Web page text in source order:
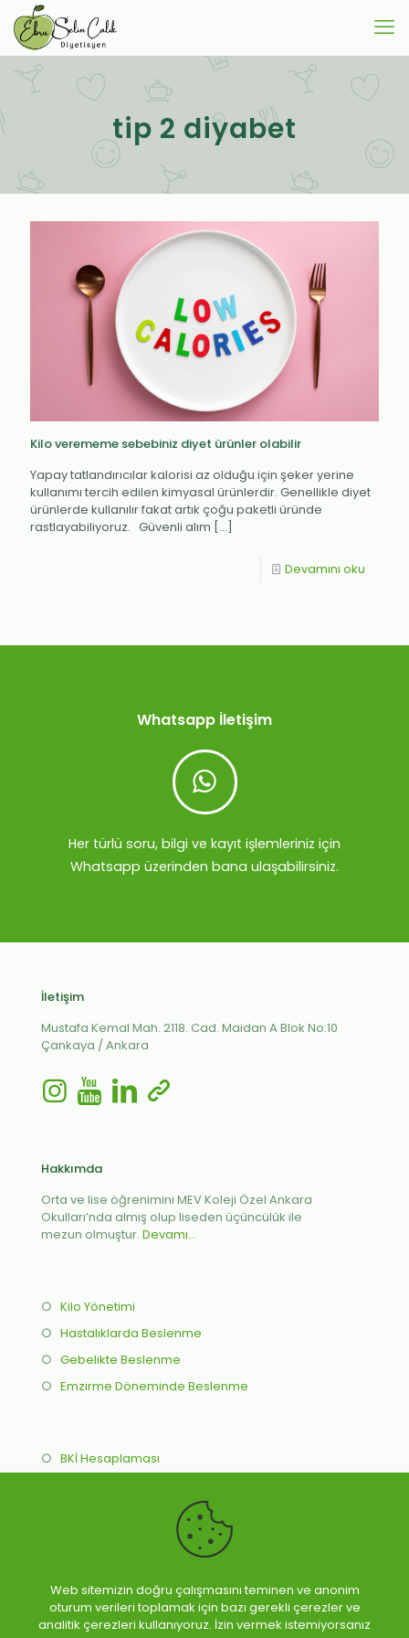
tip 2 diyabet
Kilo verememe sebebiniz diyet ürünler olabilir
Yapay tatlandırıcılar kalorisi az olduğu için şeker yerine
kullanımı tercih edilen kimyasal ürünlerdir. Genellikle diyet
ürünlerde kullanılır fakat artık çoğu paketli üründe
rastlayabiliyoruz. Güvenli alım […]
Devamını oku
Whatsapp İletişim
Her türlü soru, bilgi ve kayıt işlemleriniz için
Whatsapp üzerinden bana ulaşabilirsiniz.
İletişim
Mustafa Kemal Mah. 2118. Cad. Maidan A Blok No:10
Çankaya / Ankara
Hakkımda
Orta ve lise öğrenimini MEV Koleji Özel Ankara
Okulları’nda almış olup liseden üçüncülük ile
mezun olmuştur. Devamı...
○ Kilo Yönetimi
○ Hastalıklarda Beslenme
○ Gebelikte Beslenme
○ Emzirme Döneminde Beslenme
○ BKİ Hesaplaması
Online Beslenme Programı
Yüz Yüze Beslenme Programı
Web sitemizin doğru çalışmasını teminen ve anonim
oturum verileri toplamak için bazı gerekli çerezler ve
analitik çerezleri kullanıyoruz. İzin vermek istemiyorsanız